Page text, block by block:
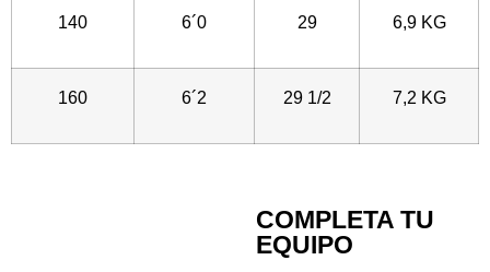
140 6´0 29 6,9 KG
160 6´2 29 1/2 7,2 KG
COMPLETA TU
EQUIPO